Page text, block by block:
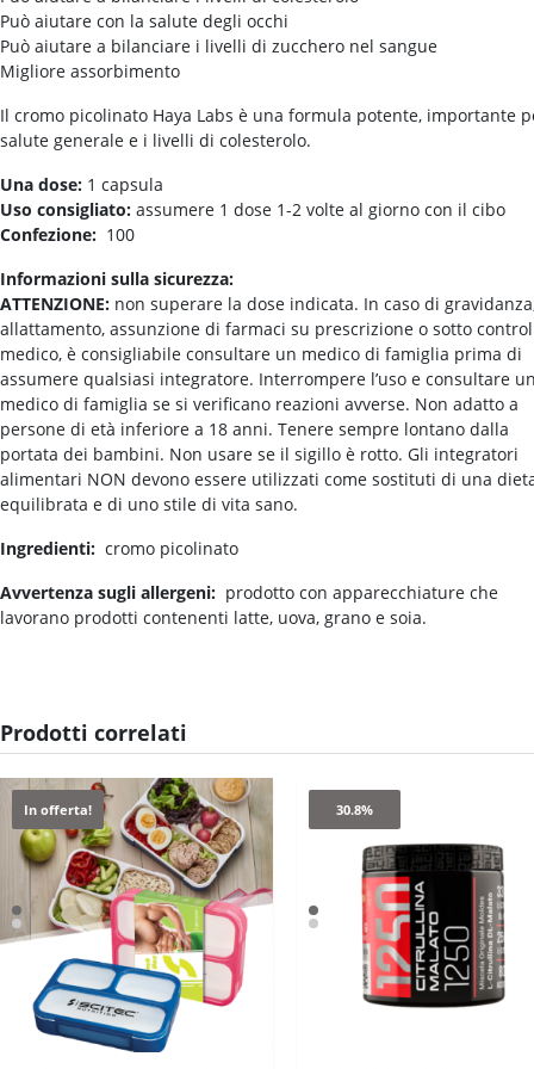
Può aiutare con la salute degli occhi
Può aiutare a bilanciare i livelli di zucchero nel sangue
Migliore assorbimento
Il cromo picolinato Haya Labs è una formula potente, importante
salute generale e i livelli di colesterolo.
Una dose: 1 capsula
Uso consigliato: assumere 1 dose 1-2 volte al giorno con il cibo
Confezione: 100
Informazioni sulla sicurezza:
ATTENZIONE: non superare la dose indicata. In caso di
allattamento, assunzione di farmaci su prescrizione o sotto
medico, è consigliabile consultare un medico di famiglia prima di
assumere qualsiasi integratore. Interrompere l’uso e consultare
medico di famiglia se si verificano reazioni avverse. Non adatto a
persone di età inferiore a 18 anni. Tenere sempre lontano dalla
portata dei bambini. Non usare se il sigillo è rotto. Gli integratori
alimentari NON devono essere utilizzati come sostituti di una
equilibrata e di uno stile di vita sano.
Ingredienti: cromo picolinato
Avvertenza sugli allergeni: prodotto con apparecchiature che
lavorano prodotti contenenti latte, uova, grano e soia.
Prodotti correlati
In offerta! 30.8%